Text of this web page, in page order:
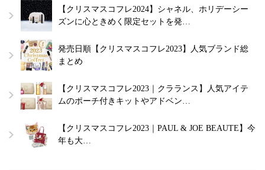
【クリスマスコフレ2024】シャネル、ホリデーシー
ズンに心ときめく限定セットを発…
発売日順【クリスマスコフレ2023】人気ブランド総
まとめ
【クリスマスコフレ2023｜クラランス】人気アイテ
ムのポーチ付きキットやアドベン…
【クリスマスコフレ2023｜PAUL & JOE BEAUTE】今
年も大…